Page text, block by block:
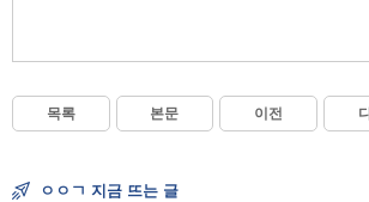
목록 본문 이전
ㅇㅇㄱ 지금 뜨는 글